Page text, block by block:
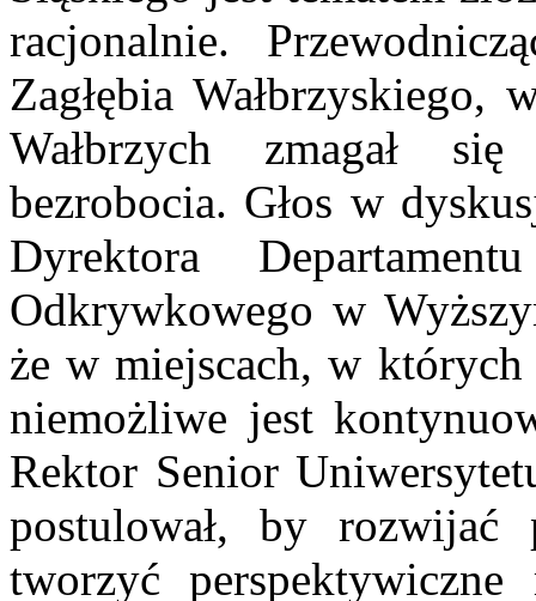
racjonalnie.
Zagłębia
Wałbrzych zmagał
bezrobocia. Głos w
Dyrektora
Odkrywkowego w
że w miejscach, w
niemożliwe jest
Rektor Senior
postulował, by rozwijać
tworzyć